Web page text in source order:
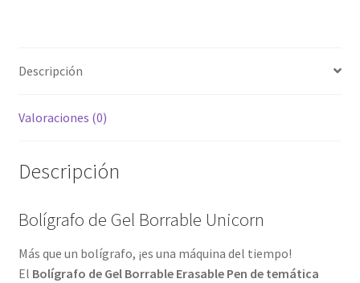
Descripción
Valoraciones (0)
Descripción
Bolígrafo de Gel Borrable Unicorn
Más que un bolígrafo, ¡es una máquina del tiempo!
El Bolígrafo de Gel Borrable Erasable Pen de temática